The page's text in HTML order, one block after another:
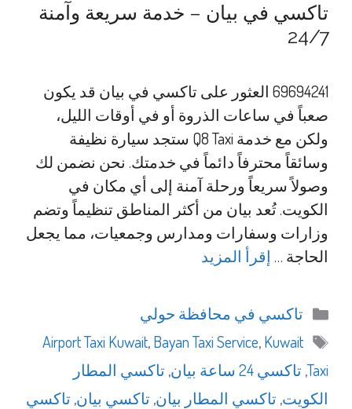
تاكسي في بيان – خدمة سريعة وآمنة
24/7
69694241 العثور على تاكسي في بيان قد يكون
صعباً في ساعات الذروة أو في أوقات الليل،
ولكن مع خدمة Q8 Taxi ستجد سيارة نظيفة
وسائقاً محترفاً دائماً في خدمتك. نحن نضمن لك
وصولاً سريعاً ورحلة آمنة إلى أي مكان في
الكويت. تُعد بيان من أكثر المناطق تنظيماً وتضم
وزارات وسفارات ومدارس وجمعيات، مما يجعل
الحاجة … إقرأ المزيد
التصنيفات
تاكسي في محافظة حولي
الوسوم
Airport Taxi Kuwait,Bayan Taxi Service,Kuwait
Taxi
, تاكسي 24 ساعة بيان , تاكسي المطار
الكويت, تاكسي المطار بيان, تاكسي بيان, تاكسي